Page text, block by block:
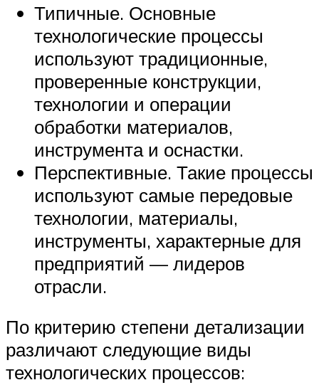
Типичные. Основные
технологические процессы
используют традиционные,
проверенные конструкции,
технологии и операции
обработки материалов,
инструмента и оснастки.
Перспективные. Такие процессы
используют самые передовые
технологии, материалы,
инструменты, характерные для
предприятий — лидеров
отрасли.
По критерию степени детализации
различают следующие виды
технологических процессов: